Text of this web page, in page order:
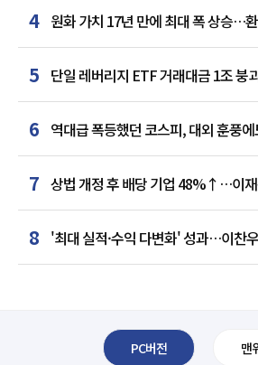
4 원화 가치 17년 만에 최대 폭 상승…
5 단일 레버리지 ETF 거래대금 1조
6 역대급 폭등했던 코스피, 대외 훈풍
급락
7 상법 개정 후 배당 기업 48%↑…이
최다'
8 '최대 실적·수익 다변화' 성과…이찬
말년 성장 박차
PC버전 맨